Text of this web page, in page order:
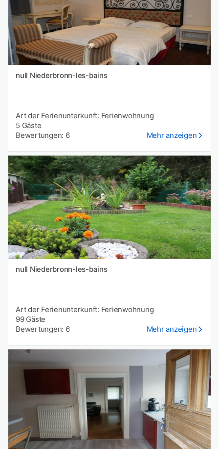
null Niederbronn-les-bains
Art der Ferienunterkunft: Ferienwohnung
5 Gäste
Bewertungen: 6
Mehr anzeigen
null Niederbronn-les-bains
Art der Ferienunterkunft: Ferienwohnung
99 Gäste
Bewertungen: 6
Mehr anzeigen